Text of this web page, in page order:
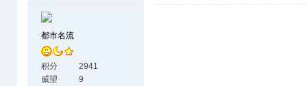
都市名流
积分
2941
威望
9